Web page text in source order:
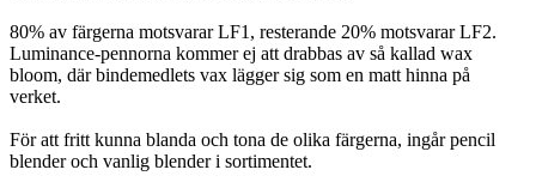
80% av färgerna motsvarar LF1, resterande 20% motsvarar LF2.
Luminance-pennorna kommer ej att drabbas av så kallad wax
bloom, där bindemedlets vax lägger sig som en matt hinna på
verket.
För att fritt kunna blanda och tona de olika färgerna, ingår pencil
blender och vanlig blender i sortimentet.